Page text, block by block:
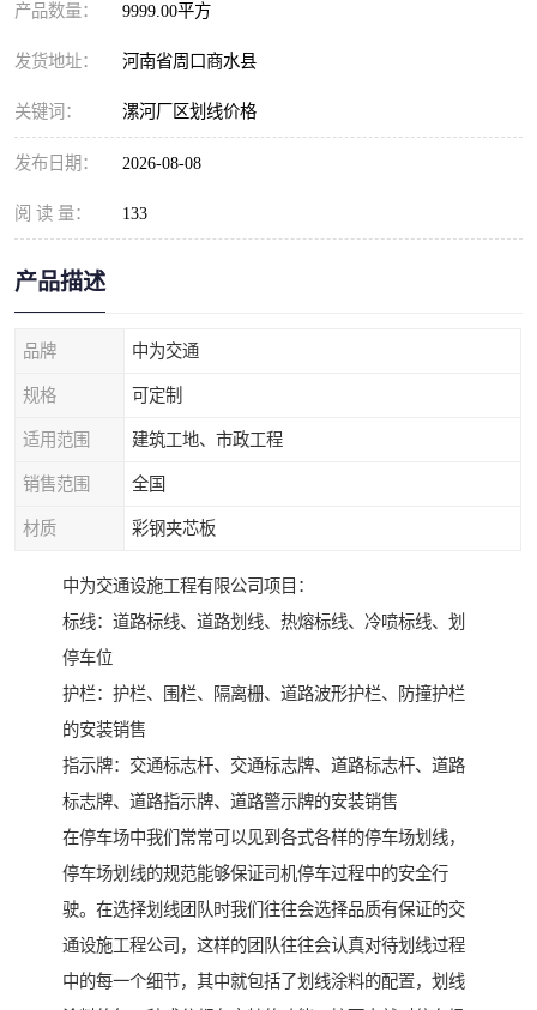
产品数量： 9999.00平方
发货地址： 河南省周口商水县
关键词： 漯河厂区划线价格
发布日期： 2026-08-08
阅 读 量： 133
产品描述
品牌 中为交通
规格 可定制
适用范围 建筑工地、市政工程
销售范围 全国
材质 彩钢夹芯板
中为交通设施工程有限公司项目：
标线：道路标线、道路划线、热熔标线、冷喷标线、划
停车位
护栏：护栏、围栏、隔离栅、道路波形护栏、防撞护栏
的安装销售
指示牌：交通标志杆、交通标志牌、道路标志杆、道路
标志牌、道路指示牌、道路警示牌的安装销售
在停车场中我们常常可以见到各式各样的停车场划线，
停车场划线的规范能够保证司机停车过程中的安全行
驶。在选择划线团队时我们往往会选择品质有保证的交
通设施工程公司，这样的团队往往会认真对待划线过程
中的每一个细节，其中就包括了划线涂料的配置，划线